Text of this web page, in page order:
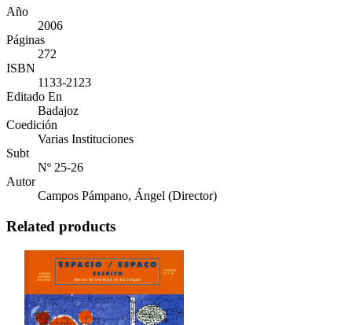
Año
2006
Páginas
272
ISBN
1133-2123
Editado En
Badajoz
Coedición
Varias Instituciones
Subt
Nº 25-26
Autor
Campos Pámpano, Ángel (Director)
Related products